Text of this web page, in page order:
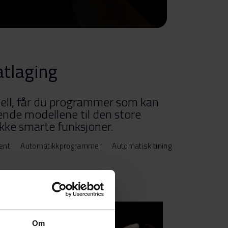
Om
får du programmer som kan
modellene til den store
smarte funksjoner.
Automatikkprogrammer Automatisk tining